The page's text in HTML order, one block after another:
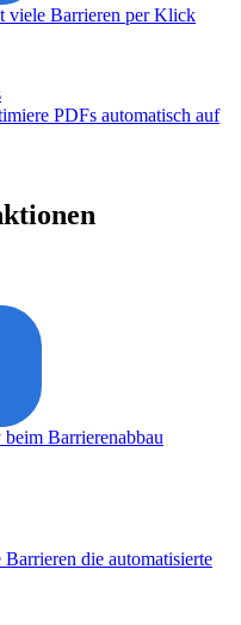
viele Barrieren per Klick
PDFs automatisch auf
Barrierenabbau
die automatisierte